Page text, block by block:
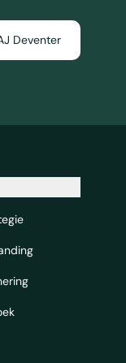
Deventer